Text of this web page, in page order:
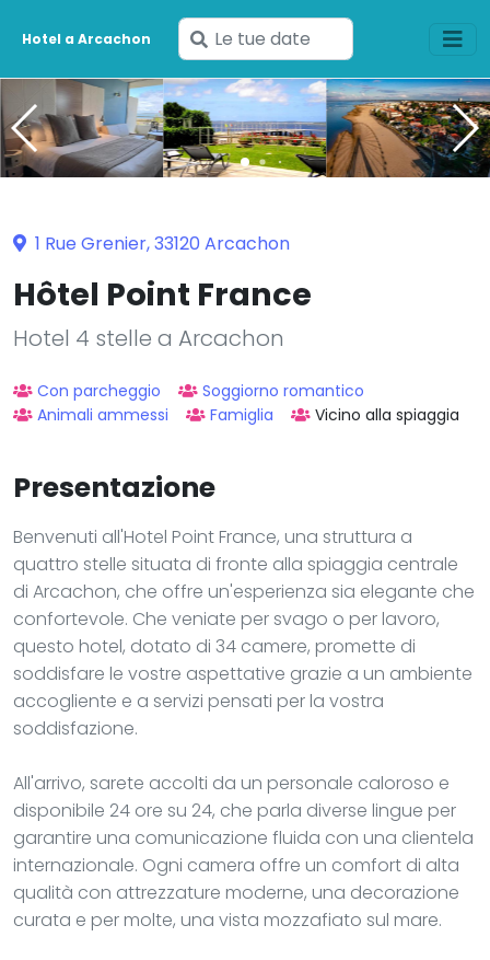
Hotel a Arcachon
Inserisci
le
tue
date
1 Rue Grenier, 33120 Arcachon
Hôtel Point France
Hotel 4 stelle a Arcachon
Con parcheggio
Soggiorno romantico
Animali ammessi
Famiglia Vicino alla spiaggia
Presentazione
Benvenuti all'Hotel Point France, una struttura a
quattro stelle situata di fronte alla spiaggia centrale
di Arcachon, che offre un'esperienza sia elegante che
confortevole. Che veniate per svago o per lavoro,
questo hotel, dotato di 34 camere, promette di
soddisfare le vostre aspettative grazie a un ambiente
accogliente e a servizi pensati per la vostra
soddisfazione.
All'arrivo, sarete accolti da un personale caloroso e
disponibile 24 ore su 24, che parla diverse lingue per
garantire una comunicazione fluida con una clientela
internazionale. Ogni camera offre un comfort di alta
qualità con attrezzature moderne, una decorazione
curata e per molte, una vista mozzafiato sul mare.